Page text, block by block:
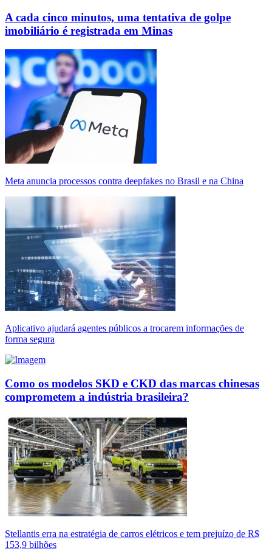
A cada cinco minutos, uma tentativa de golpe
imobiliário é registrada em Minas
Meta anuncia processos contra deepfakes no Brasil e na China
Aplicativo ajudará agentes públicos a trocarem informações de
forma segura
Como os modelos SKD e CKD das marcas chinesas
comprometem a indústria brasileira?
Stellantis erra na estratégia de carros elétricos e tem prejuízo de R$
153,9 bilhões